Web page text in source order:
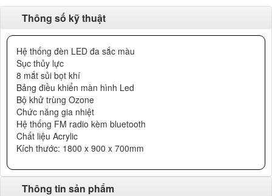
Thông số kỹ thuật
Hệ thống đèn LED đa sắc màu
Sục thủy lực
8 mắt sủi bọt khí
Bảng điều khiển màn hình Led
Bộ khử trùng Ozone
Chức năng gia nhiệt
Hệ thống FM radio kèm bluetooth
Chất liệu Acrylic
Kích thước: 1800 x 900 x 700mm
Thông tin sản phẩm